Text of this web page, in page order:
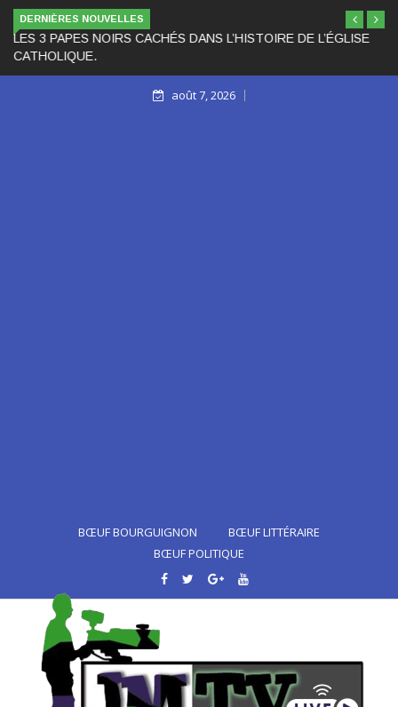
DERNIÈRES NOUVELLES
LES 3 PAPES NOIRS CACHÉS DANS L’HISTOIRE DE L’ÉGLISE
CATHOLIQUE.
août 7, 2026
BŒUF BOURGUIGNON
BŒUF LITTÉRAIRE
BŒUF POLITIQUE